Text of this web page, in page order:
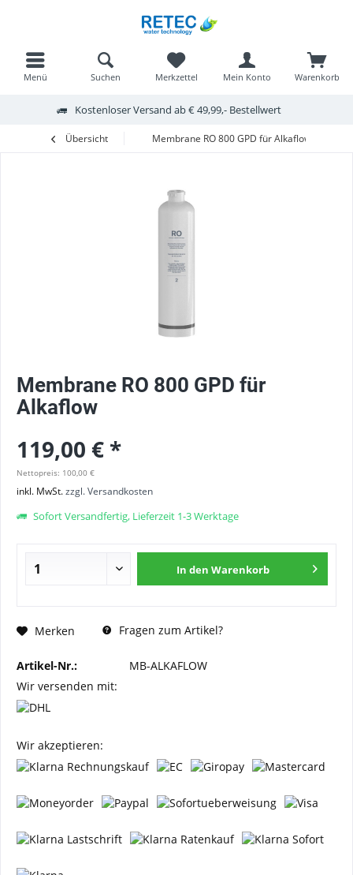
Kostenloser Versand ab € 49,99,- Bestellwert
Menü Warenkorb
Merkzettel Mein Konto
Suchen
Übersicht Membrane RO 800 GPD für Alkaflow
Membrane RO 800 GPD für
Alkaflow
119,00 € *
Nettopreis: 100,00 €
inkl. MwSt.zzgl. Versandkosten
Sofort Versandfertig, Lieferzeit 1-3 Werktage
In den Warenkorb
Merken Fragen zum Artikel?
Artikel-Nr.:
MB-ALKAFLOW
Wir versenden mit:
Wir akzeptieren: